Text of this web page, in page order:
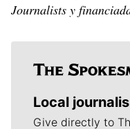
Journalists y
Local
Give directly to